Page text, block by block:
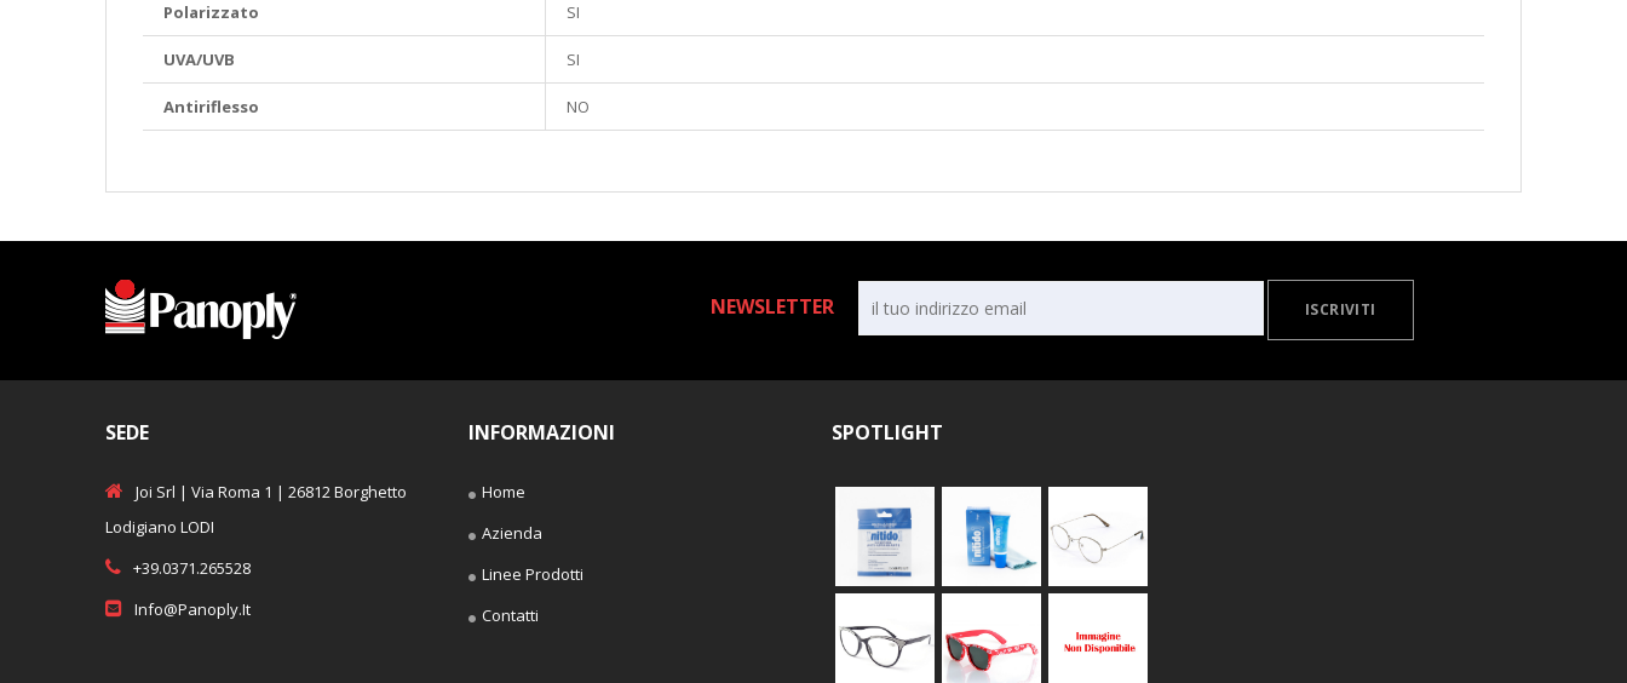
Polarizzato SI
UVA/UVB SI
Antiriflesso NO
NEWSLETTER ISCRIVITI
SEDE
Joi Srl | Via Roma 1 | 26812 Borghetto
Lodigiano LODI
+39.0371.265528
Info@panoply.it
INFORMAZIONI
Home
Azienda
Linee Prodotti
Contatti
SPOTLIGHT